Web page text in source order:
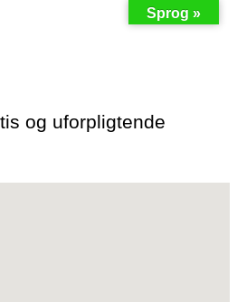
og uforpligtende
Sprog »